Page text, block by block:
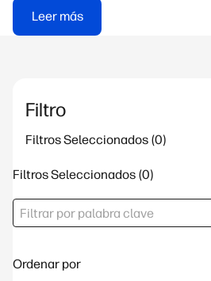
Leer más
Filtro
Filtros Seleccionados
Filtros Seleccionados
Ordenar por